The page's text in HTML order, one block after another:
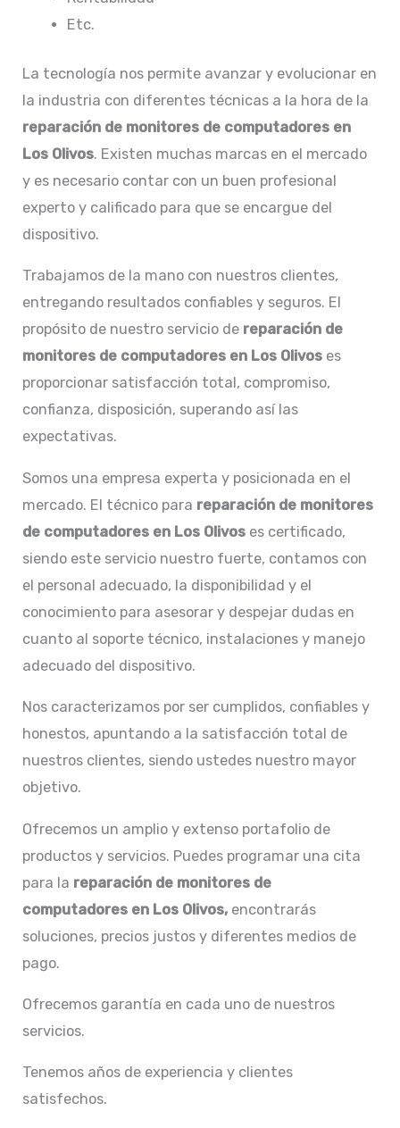
Etc.
La tecnología nos permite avanzar y evolucionar en
la industria con diferentes técnicas a la hora de la
reparación de monitores de computadores en
Los Olivos. Existen muchas marcas en el mercado
y es necesario contar con un buen profesional
experto y calificado para que se encargue del
dispositivo.
Trabajamos de la mano con nuestros clientes,
entregando resultados confiables y seguros. El
propósito de nuestro servicio de reparación de
monitores de computadores en Los Olivos es
proporcionar satisfacción total, compromiso,
confianza, disposición, superando así las
expectativas.
Somos una empresa experta y posicionada en el
mercado. El técnico para reparación de monitores
de computadores en Los Olivos es certificado,
siendo este servicio nuestro fuerte, contamos con
el personal adecuado, la disponibilidad y el
conocimiento para asesorar y despejar dudas en
cuanto al soporte técnico, instalaciones y manejo
adecuado del dispositivo.
Nos caracterizamos por ser cumplidos, confiables y
honestos, apuntando a la satisfacción total de
nuestros clientes, siendo ustedes nuestro mayor
objetivo.
Ofrecemos un amplio y extenso portafolio de
productos y servicios. Puedes programar una cita
para la reparación de monitores de
computadores en Los Olivos, encontrarás
soluciones, precios justos y diferentes medios de
pago.
Ofrecemos garantía en cada uno de nuestros
servicios.
Tenemos años de experiencia y clientes
satisfechos.